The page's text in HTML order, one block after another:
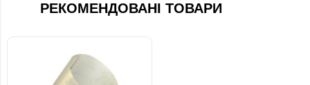
РЕКОМЕНДОВАНІ ТОВАРИ